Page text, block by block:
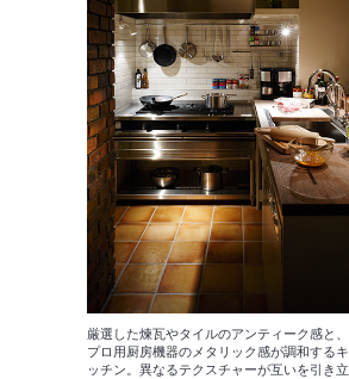
厳選した煉瓦やタイルのアンティーク感と、
プロ用厨房機器のメタリック感が調和するキ
ッチン。異なるテクスチャーが互いを引き立